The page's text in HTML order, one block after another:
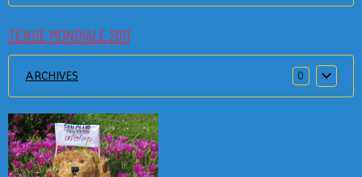
TENUE MONDIALE 2011
ARCHIVES 0